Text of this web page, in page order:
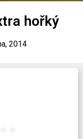
hořký
2014